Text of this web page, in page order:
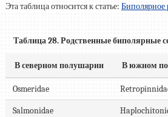
Эта таблица относится к статье: Биполярное
Таблица 28. Родственные биполярные
В северном полушарии В южном
Osmeridae
Salmonidae